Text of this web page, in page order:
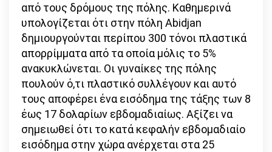
από τους δρόμους της πόλης. Καθημερινά
υπολογίζεται ότι στην πόλη Abidjan
δημιουργούνται περίπου 300 τόνοι πλαστικά
απορρίμματα από τα οποία μόλις το 5%
ανακυκλώνεται. Οι γυναίκες της πόλης
πουλούν ό,τι πλαστικό συλλέγουν και αυτό
τους αποφέρει ένα εισόδημα της τάξης των 8
έως 17 δολαρίων εβδομαδιαίως. Αξίζει να
σημειωθεί ότι το κατά κεφαλήν εβδομαδιαίο
εισόδημα στην χώρα ανέρχεται στα 25